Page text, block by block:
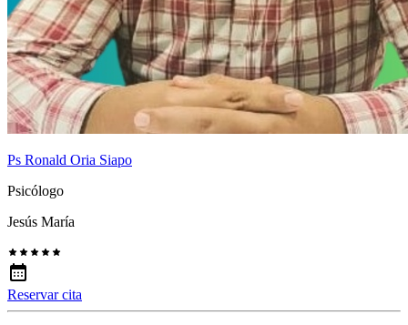
Ps Ronald Oria Siapo
Psicólogo
Jesús María
Reservar cita